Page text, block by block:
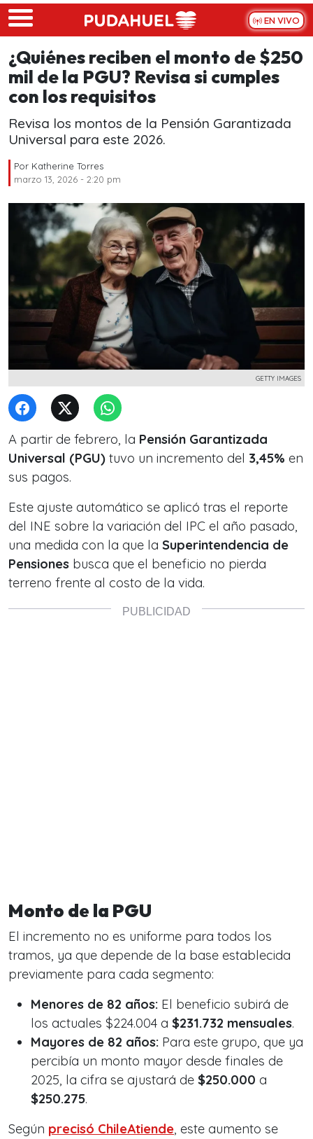
Skip to main content
EN VIVO
¿Quiénes reciben el monto de $250
mil de la PGU? Revisa si cumples
con los requisitos
Revisa los montos de la Pensión Garantizada
Universal para este 2026.
Por Katherine Torres
marzo 13, 2026 - 2:20 pm
GETTY IMAGES
A partir de febrero, la Pensión Garantizada
Universal (PGU) tuvo un incremento del 3,45% en
sus pagos.
Este ajuste automático se aplicó tras el reporte
del INE sobre la variación del IPC el año pasado,
una medida con la que la Superintendencia de
Pensiones busca que el beneficio no pierda
terreno frente al costo de la vida.
Monto de la PGU
El incremento no es uniforme para todos los
tramos, ya que depende de la base establecida
previamente para cada segmento:
Menores de 82 años: El beneficio subirá de
los actuales $224.004 a $231.732 mensuales.
Mayores de 82 años: Para este grupo, que ya
percibía un monto mayor desde finales de
2025, la cifra se ajustará de $250.000 a
$250.275.
Según precisó ChileAtiende, este aumento se